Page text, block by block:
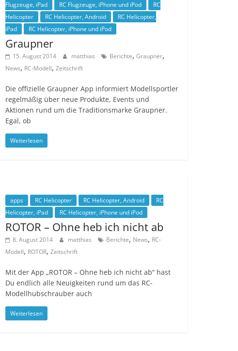
Flugzeuge, iPad
RC Flugzeuge, iPhone und iPod
RC
Helicopter
RC Helicopter, Android
RC Helicopter,
iPad
RC Helicopter, iPhone und iPod
Graupner
15. August 2014 matthias Berichte,Graupner,
News, RC-Modell,Zeitschrift
Die offizielle Graupner App informiert Modellsportler
regelmäßig über neue Produkte, Events und
Aktionen rund um die Traditionsmarke Graupner.
Egal, ob
Weiterlesen
apps RC Helicopter RC Helicopter, Android
RC
Helicopter, iPad
RC Helicopter, iPhone und iPod
ROTOR – Ohne heb ich nicht ab
8. August 2014 matthias Berichte, News, RC-
Modell, ROTOR,Zeitschrift
Mit der App „ROTOR – Ohne heb ich nicht ab“ hast
Du endlich alle Neuigkeiten rund um das RC-
Modellhubschrauber auch
Weiterlesen